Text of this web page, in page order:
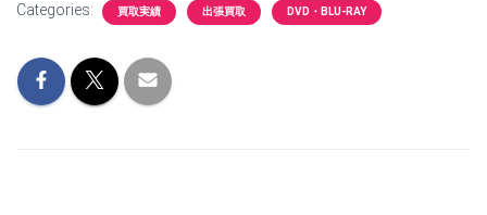
Categories: 買取実績 出張買取 DVD・BLU-RAY